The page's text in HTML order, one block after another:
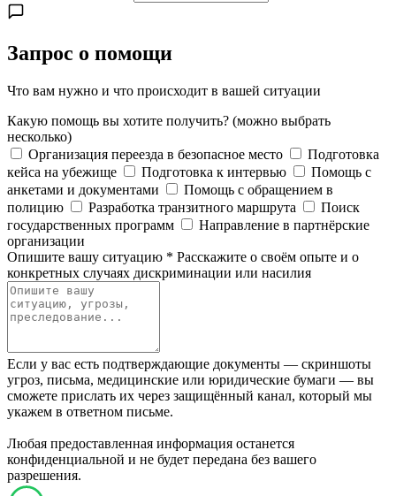
Запрос о помощи
Что вам нужно и что происходит в вашей ситуации
Какую помощь вы хотите получить? (можно выбрать
несколько)
Организация переезда в безопасное место
Подготовка
кейса на убежище
Подготовка к интервью
Помощь с
анкетами и документами
Помощь с обращением в
полицию
Разработка транзитного маршрута
Поиск
государственных программ
Направление в партнёрские
организации
Опишите вашу ситуацию * Расскажите о своём опыте и о
конкретных случаях дискриминации или насилия
Если у вас есть подтверждающие документы — скриншоты
угроз, письма, медицинские или юридические бумаги — вы
сможете прислать их через защищённый канал, который мы
укажем в ответном письме.
Любая предоставленная информация останется
конфиденциальной и не будет передана без вашего
разрешения.